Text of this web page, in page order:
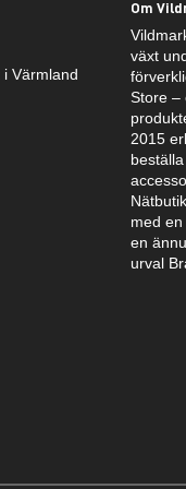
Värmland
Om
växt
Store –
2015
med
en
urval